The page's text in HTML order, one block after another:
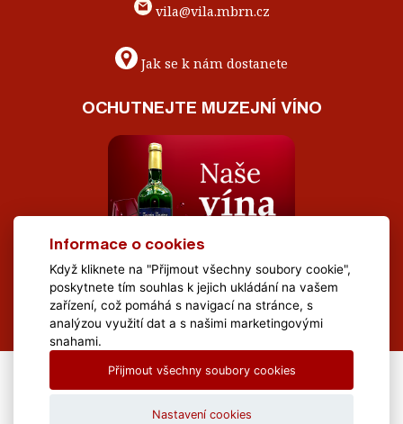
vila@vila.mbrn.cz
Jak se k nám dostanete
OCHUTNEJTE MUZEJNÍ VÍNO
All Rights Reserved Muzeum Brněnska © 2020, Webdesign by
Informace o cookies
Když kliknete na "Přijmout všechny soubory cookie",
poskytnete tím souhlas k jejich ukládání na vašem
zařízení, což pomáhá s navigací na stránce, s
analýzou využití dat a s našimi marketingovými
snahami.
Přijmout všechny soubory cookies
Nastavení cookies